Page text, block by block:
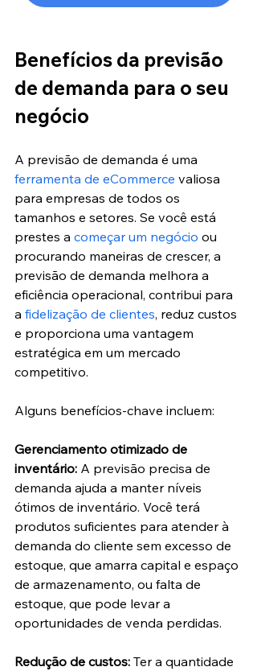
Benefícios da previsão
de demanda para o seu
negócio
A previsão de demanda é uma
ferramenta de eCommerce valiosa
para empresas de todos os
tamanhos e setores. Se você está
prestes a começar um negócio ou
procurando maneiras de crescer, a
previsão de demanda melhora a
eficiência operacional, contribui para
a fidelização de clientes, reduz custos
e proporciona uma vantagem
estratégica em um mercado
competitivo.
Alguns benefícios-chave incluem:
Gerenciamento otimizado de
inventário: A previsão precisa de
demanda ajuda a manter níveis
ótimos de inventário. Você terá
produtos suficientes para atender à
demanda do cliente sem excesso de
estoque, que amarra capital e espaço
de armazenamento, ou falta de
estoque, que pode levar a
oportunidades de venda perdidas.
Redução de custos: Ter a quantidade